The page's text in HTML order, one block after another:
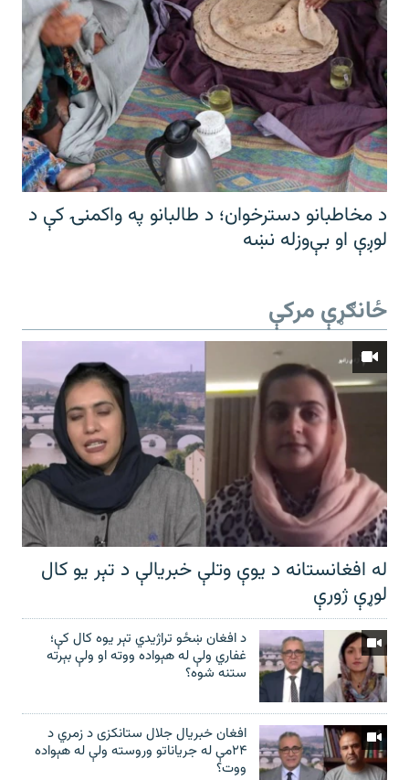
د مخاطبانو دسترخوان؛ د طالبانو په واکمنۍ کې د
لوږې او بې‌وزله نښه
ځانګړې مرکې
له افغانستانه د یوې وتلې خبریالې د تېر يو کال
لوړې ژورې
د افغان ښځو تراژیدي تېر یوه کال کې؛
غفاري ولې له هېواده ووته او ولې بېرته
ستنه شوه؟
افغان خبریال جلال ستانکزی د زمري د
۲۴مې له جریاناتو وروسته ولې له هېواده
ووت؟